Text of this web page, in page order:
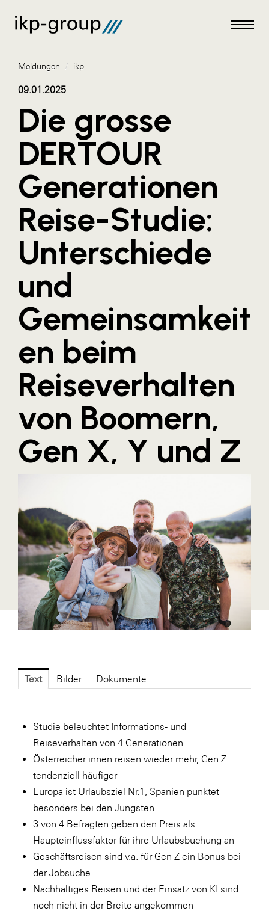
Meldungen
AKTUELLES
ACO
ALEX Krems
Amazon Web Services
Artweger
AustroCel Hallein
Blaguss
Bundesverband Sonnenschutztechnik
Cineplexx
Colmobil Austria
Darbo
Designer Outlets Parndorf und Salzburg
Essity
foodaffairs
Fressnapf
FRoSTA
FV Energierohstoff & Kraftstoff
Gardena
Gas Connect Austria
Getzner Werkstoffe
ikp
Johnson & Johnson
JELD-WEN DANA
kosaplaner
LAT Nitrogen
Libro
Lidl Österreich
Die Menü-Manufaktur
MTH Retail Group
Meldungen / ikp
09.01.2025
Die grosse
DERTOUR
Generationen
Reise-Studie:
Unterschiede
und
Gemeinsamkeit
en beim
Reiseverhalten
von Boomern,
Gen X, Y und Z
Text Bilder Dokumente
Studie beleuchtet Informations- und
Reiseverhalten von 4 Generationen
Österreicher:innen reisen wieder mehr, Gen Z
tendenziell häufiger
Europa ist Urlaubsziel Nr.1, Spanien punktet
besonders bei den Jüngsten
3 von 4 Befragten geben den Preis als
Haupteinflussfaktor für ihre Urlaubsbuchung an
Geschäftsreisen sind v.a. für Gen Z ein Bonus bei
der Jobsuche
Nachhaltiges Reisen und der Einsatz von KI sind
noch nicht in der Breite angekommen